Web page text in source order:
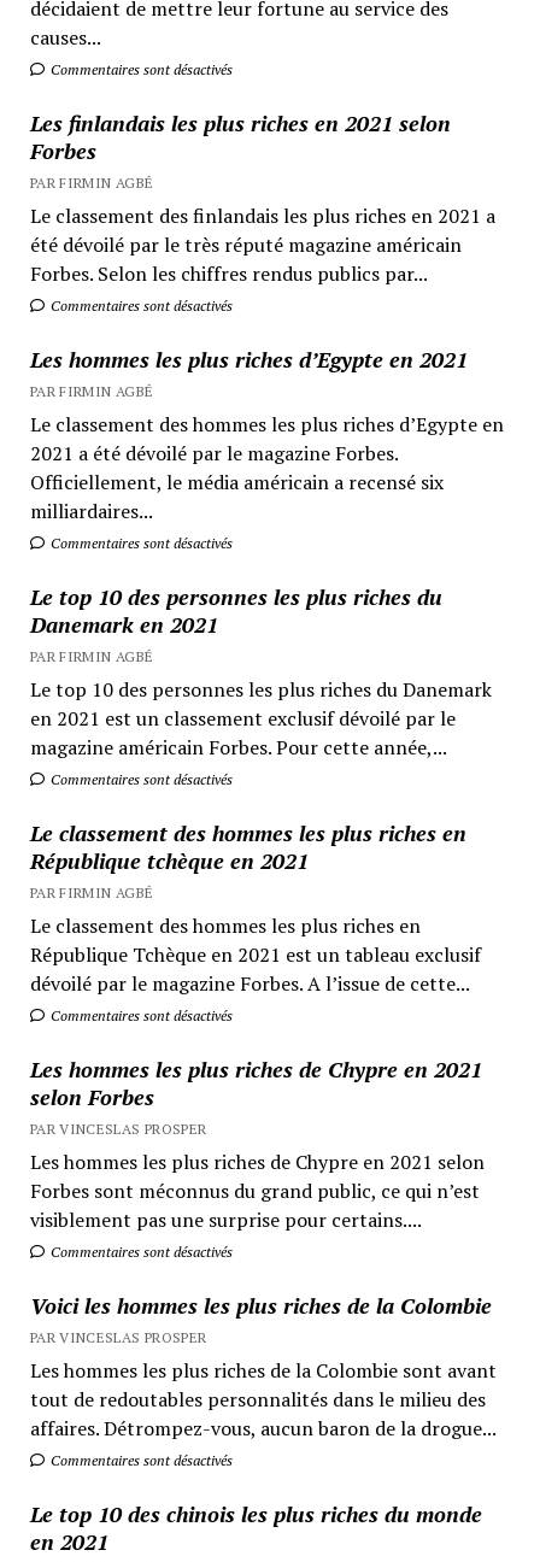
décidaient de mettre leur fortune au service des
causes...
Commentaires sont désactivés
Les finlandais les plus riches en 2021 selon
Forbes
PAR FIRMIN AGBÉ
Le classement des finlandais les plus riches en 2021 a
été dévoilé par le très réputé magazine américain
Forbes. Selon les chiffres rendus publics par...
Commentaires sont désactivés
Les hommes les plus riches d’Egypte en 2021
PAR FIRMIN AGBÉ
Le classement des hommes les plus riches d’Egypte en
2021 a été dévoilé par le magazine Forbes.
Officiellement, le média américain a recensé six
milliardaires...
Commentaires sont désactivés
Le top 10 des personnes les plus riches du
Danemark en 2021
PAR FIRMIN AGBÉ
Le top 10 des personnes les plus riches du Danemark
en 2021 est un classement exclusif dévoilé par le
magazine américain Forbes. Pour cette année,...
Commentaires sont désactivés
Le classement des hommes les plus riches en
République tchèque en 2021
PAR FIRMIN AGBÉ
Le classement des hommes les plus riches en
République Tchèque en 2021 est un tableau exclusif
dévoilé par le magazine Forbes. A l’issue de cette...
Commentaires sont désactivés
Les hommes les plus riches de Chypre en 2021
selon Forbes
PAR VINCESLAS PROSPER
Les hommes les plus riches de Chypre en 2021 selon
Forbes sont méconnus du grand public, ce qui n’est
visiblement pas une surprise pour certains....
Commentaires sont désactivés
Voici les hommes les plus riches de la Colombie
PAR VINCESLAS PROSPER
Les hommes les plus riches de la Colombie sont avant
tout de redoutables personnalités dans le milieu des
affaires. Détrompez-vous, aucun baron de la drogue...
Commentaires sont désactivés
Le top 10 des chinois les plus riches du monde
en 2021